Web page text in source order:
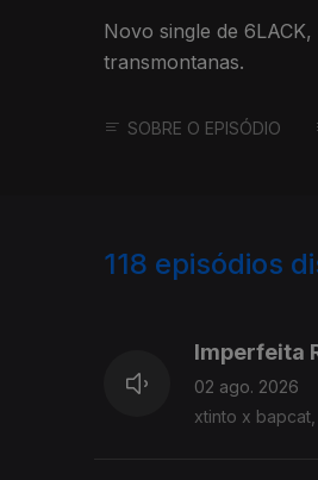
Novo single de
transmontanas.
SOBRE O EPISÓDIO
118 episódios
Imperfeita
02 ago. 2026
xtinto x